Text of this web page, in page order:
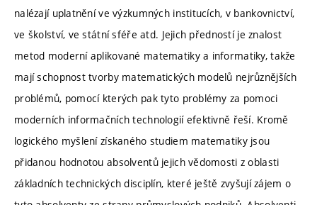
nalézají uplatnění ve výzkumných institucích, v bankovnictví,
ve školství, ve státní sféře atd. Jejich předností je znalost
metod moderní aplikované matematiky a informatiky, takže
mají schopnost tvorby matematických modelů nejrůznějších
problémů, pomocí kterých pak tyto problémy za pomoci
moderních informačních technologií efektivně řeší. Kromě
logického myšlení získaného studiem matematiky jsou
přidanou hodnotou absolventů jejich vědomosti z oblasti
základních technických disciplín, které ještě zvyšují zájem o